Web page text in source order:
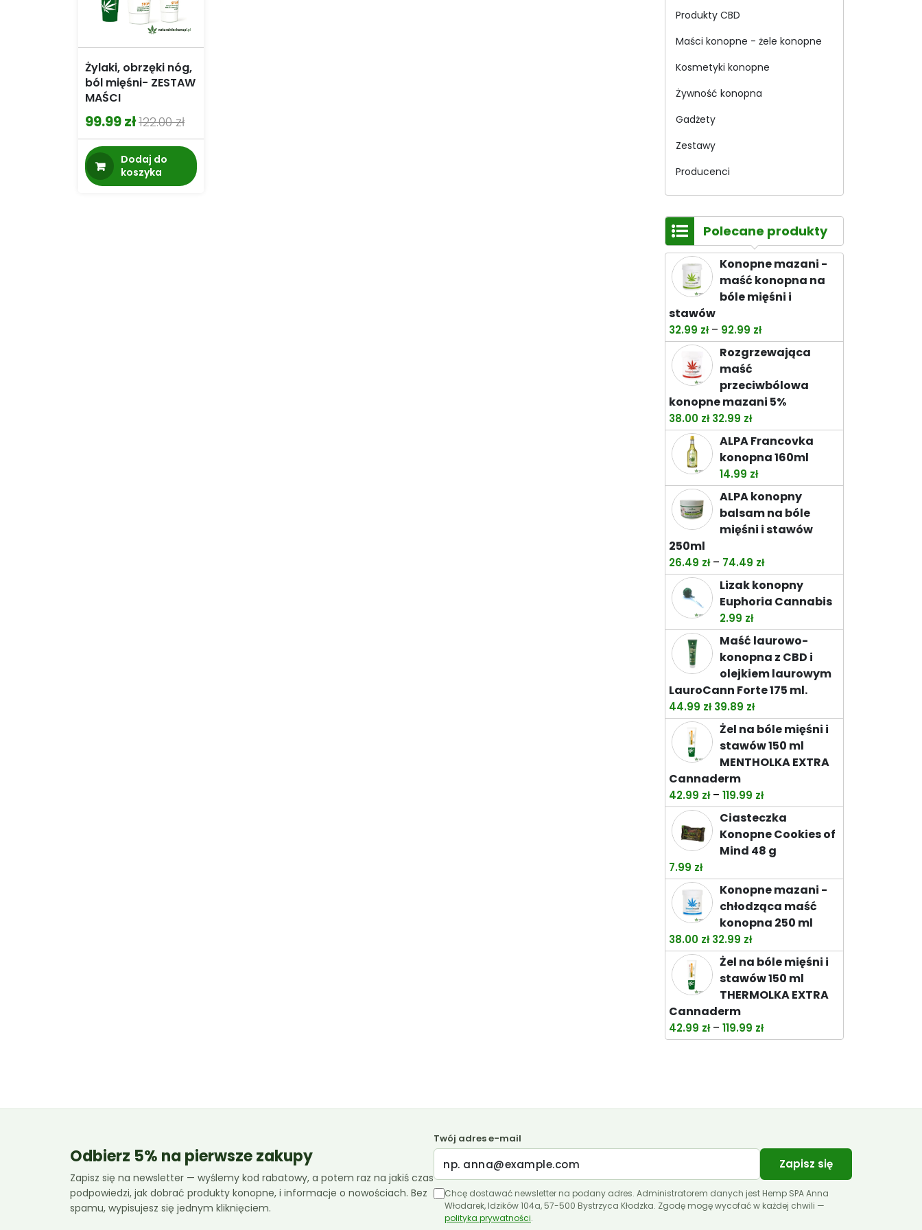
Żylaki, obrzęki nóg,
ból mięśni- ZESTAW
MAŚCI
122.00zł
Pierwotna
cena
wynosiła:
122.00 zł.
99.99zł
Aktualna
cena
wynosi:
99.99 zł.
Dodaj do
koszyka
Produkty CBD
Maści konopne - żele konopne
Kosmetyki konopne
Żywność konopna
Gadżety
Zestawy
Producenci
Polecane produkty
Konopne mazani -
maść konopna na
bóle mięśni i
stawów
32.99 zł – 92.99 złZakres
cen:
32.99 zł
do
Rozgrzewająca
maść
przeciwbólowa
konopne mazani 5%
38.00 zł Pierwotna
cena
wynosiła:
38.00 zł.
32.99 złAktualna
cena
wynosi:
32.99 zł.
ALPA Francovka
konopna 160ml
14.99 zł
ALPA konopny
balsam na bóle
mięśni i stawów
250ml
26.49 zł – 74.49 złZakres
cen:
od
do
74.49 zł
Lizak konopny
Euphoria Cannabis
2.99 zł
Maść laurowo-
konopna z CBD i
olejkiem laurowym
LauroCann Forte 175 ml.
44.99 zł Pierwotna
cena
wynosiła:
44.99 zł.
39.89 złAktualna
cena
wynosi:
39.89 zł.
Żel na bóle mięśni i
stawów 150 ml
MENTHOLKA EXTRA
Cannaderm
42.99 zł – 119.99 złZakres
cen:
od
42.99 zł
do
119.99 zł
Ciasteczka
Konopne Cookies of
Mind 48 g
7.99 zł
Konopne mazani -
chłodząca maść
konopna 250 ml
38.00 zł Pierwotna
cena
wynosiła:
38.00 zł.
32.99 złAktualna
cena
wynosi:
32.99 zł.
Żel na bóle mięśni i
stawów 150 ml
THERMOLKA EXTRA
Cannaderm
42.99 zł – 119.99 złZakres
cen:
119.99 zł
Odbierz 5% na pierwsze zakupy
Zapisz się na newsletter — wyślemy kod rabatowy, a potem raz na jakiś czas
podpowiedzi, jak dobrać produkty konopne, i informacje o nowościach. Bez
spamu, wypisujesz się jednym kliknięciem.
Twój adres e-mail
Zapisz się
Chcę dostawać newsletter na podany adres. Administratorem danych jest Hemp SPA Anna
Włodarek, Idzików 104a, 57-500 Bystrzyca Kłodzka. Zgodę mogę wycofać w każdej chwili —
polityka prywatności.